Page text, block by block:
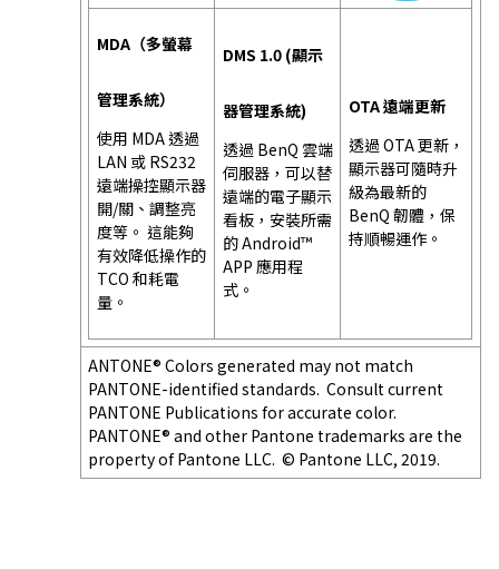
MDA（多螢幕
管理系統）
使用 MDA 透過
LAN 或 RS232
遠端操控顯示器
開/關、調整亮
度等。 這能夠
有效降低操作的
TCO 和耗電
量。
DMS 1.0 (顯示
器管理系統)
透過 BenQ 雲端
伺服器，可以替
遠端的電子顯示
看板，安裝所需
的 Android™
APP 應用程
式。
OTA 遠端更新
透過 OTA 更新，
顯示器可隨時升
級為最新的
BenQ 韌體，保
持順暢運作。
ANTONE® Colors generated may not match
PANTONE-identified standards. Consult current
PANTONE Publications for accurate color.
PANTONE® and other Pantone trademarks are the
property of Pantone LLC. © Pantone LLC, 2019.